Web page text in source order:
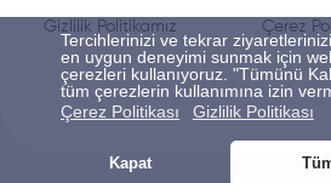
Tercihlerinizi ve tekrar
en uygun deneyimi sunmak için
çerezleri kullanıyoruz. "Tümünü
tüm çerezlerin kullanımına izin
Çerez Politikası
Gizlilik Politikası
Kapat
Gizlilik Politikamız Çerez